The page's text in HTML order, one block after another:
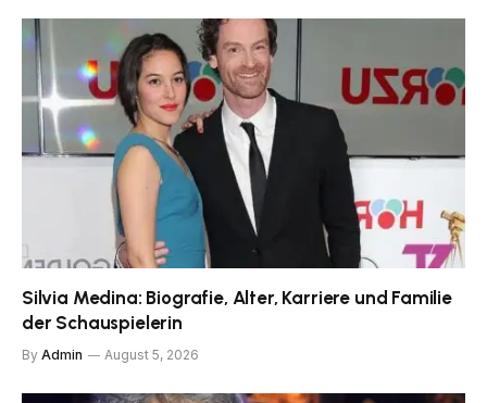
Silvia Medina: Biografie, Alter, Karriere und Familie
der Schauspielerin
By Admin August 5, 2026